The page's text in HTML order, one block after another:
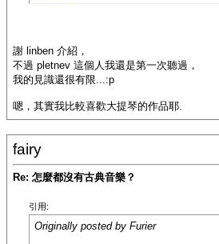
謝 linben 介紹，
不過 pletnev 這個人我還是第一次聽過，
我的見識還很有限...:p
嗯，其實我比較喜歡大提琴的作品耶.
fairy
Re: 怎麼都沒有古典音樂？
引用:
Originally posted by Furier